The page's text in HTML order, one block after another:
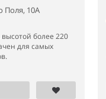
Поля, 10А
более 220
для самых